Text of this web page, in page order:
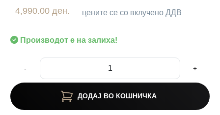
4,990.00 ден. цените се со вклучено ДДВ
Производот е на залиха!
- +
ДОДАЈ ВО КОШНИЧКА